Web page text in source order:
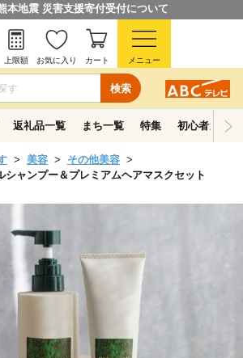
本地震 災害支援寄付受付について
検索
上限額 お気に入り カート メニュー
返礼品一覧 まち一覧 特集 初心者ガイド
美容
その他美容
シャンプー＆プレミアムヘアマスクセット